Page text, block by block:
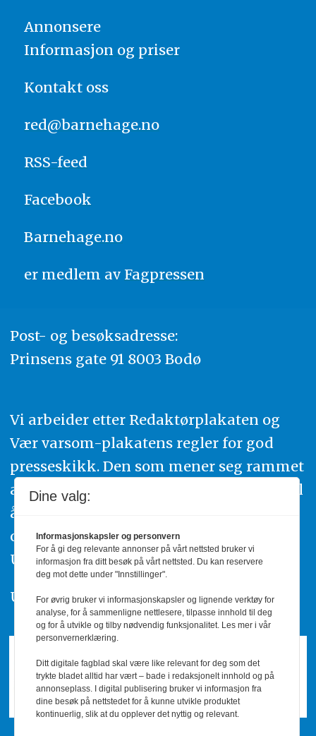
Annonsere
Informasjon og priser
Kontakt oss
red@barnehage.no
RSS-feed
Facebook
Barnehage.no
er medlem av Fagpressen
Post- og besøksadresse:
Prinsens gate 91 8003 Bodø
Vi arbeider etter Redaktørplakaten og
Vær varsom-plakatens regler for god
presseskikk. Den som mener seg rammet
av urettmessig publisering, oppfordres til
å ta kontakt med redaksjonen. Du kan
også klage inn saker til Pressens Faglige
Utvalg,www.pfu.no.
Utgiver: PBL
Dine valg:
Informasjonskapsler og personvern
For å gi deg relevante annonser på vårt nettsted bruker vi
informasjon fra ditt besøk på vårt nettsted. Du kan reservere
deg mot dette under "Innstillinger".
For øvrig bruker vi informasjonskapsler og lignende verktøy for
analyse, for å sammenligne nettlesere, tilpasse innhold til deg
og for å utvikle og tilby nødvendig funksjonalitet. Les mer i vår
personvernerklæring.
Ditt digitale fagblad skal være like relevant for deg som det
trykte bladet alltid har vært – bade i redaksjonelt innhold og på
annonseplass. I digital publisering bruker vi informasjon fra
dine besøk på nettstedet for å kunne utvikle produktet
kontinuerlig, slik at du opplever det nyttig og relevant.